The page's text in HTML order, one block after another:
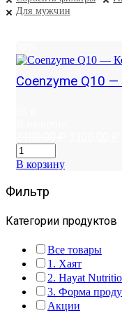
Для мужчин
Coenzyme Q10
В корзину
Фильтр
Категории продуктов
Все товары
1. Хаят
2. Hayat
3. Форма
Акции